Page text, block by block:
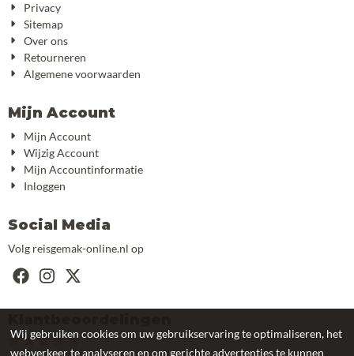
Privacy
Sitemap
Over ons
Retourneren
Algemene voorwaarden
Mijn Account
Mijn Account
Wijzig Account
Mijn Accountinformatie
Inloggen
Social Media
Volg reisgemak-online.nl op
Wij gebruiken cookies om uw gebruikservaring te optimaliseren, het
webverkeer te analyseren en om gerichte advertenties te kunnen